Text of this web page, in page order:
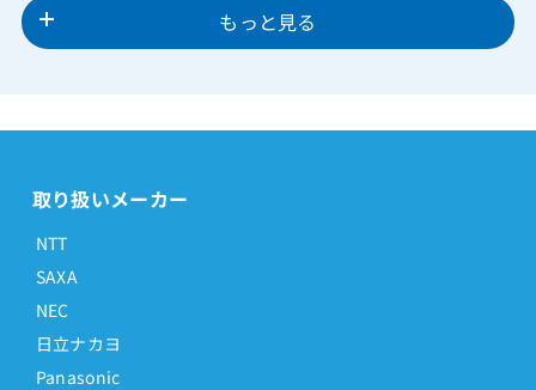
もっと見る
取り扱いメーカー
NTT
SAXA
NEC
日立ナカヨ
Panasonic